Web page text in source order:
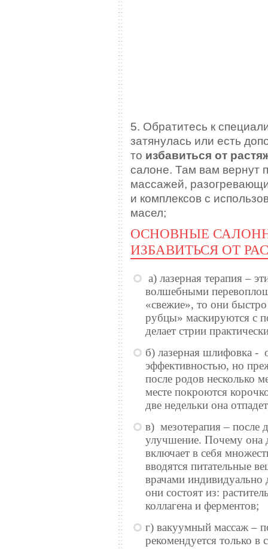
5. Обратитесь к
затянулась или есть
то избавиться от
салоне. Там вам
массажей,
и комплексов с
масел;
ОСНОВНЫЕ
ИЗБАВИТЬСЯ ОТ
а) лазерная терапия –
волшебными
«свежие», то они быстро
рубцы» маскируются с
делает стрии
б) лазерная шлифовка -
эффективностью, но
после родов несколько
месте покроются
две недельки она
в) мезотерапия – после
улучшение. Почему она
включает в себя
вводятся питательные
врачами
они состоят из:
коллагена и ферментов;
г) вакуумный массаж –
рекомендуется только в